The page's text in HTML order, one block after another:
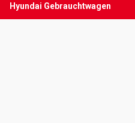
Hyundai Gebrauchtwagen